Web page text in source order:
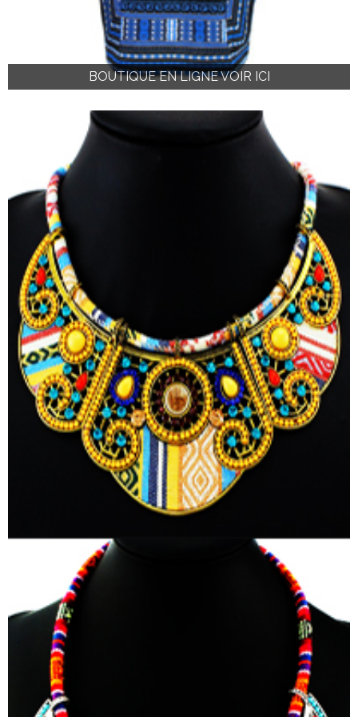
BOUTIQUE EN LIGNE VOIR ICI